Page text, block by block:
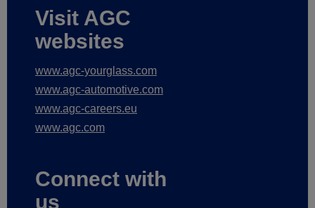
Visit AGC
websites
www.agc-yourglass.com
www.agc-automotive.com
www.agc-careers.eu
www.agc.com
Connect with
us